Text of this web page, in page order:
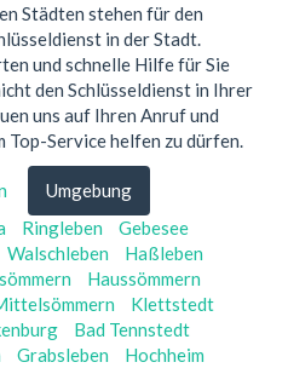
Städten stehen für den
in der Stadt.
und schnelle Hilfe für Sie
den Schlüsseldienst in Ihrer
uns auf Ihren Anruf und
Top-Service helfen zu dürfen.
Umgebung
Ringleben
Gebesee
Walschleben
Haßleben
Haussömmern
Klettstedt
Bad Tennstedt
Grabsleben
Hochheim